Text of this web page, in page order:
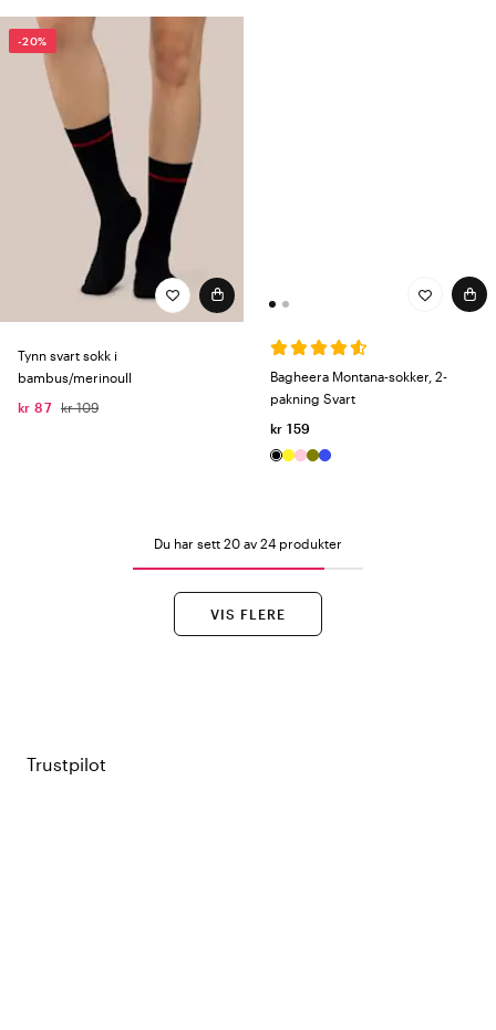
-20%
Tynn svart sokk i
bambus/merinoull
kr 87 kr 109
Bagheera Montana-sokker, 2-
pakning Svart
kr 159
Du har sett 20 av 24 produkter
VIS FLERE
Trustpilot